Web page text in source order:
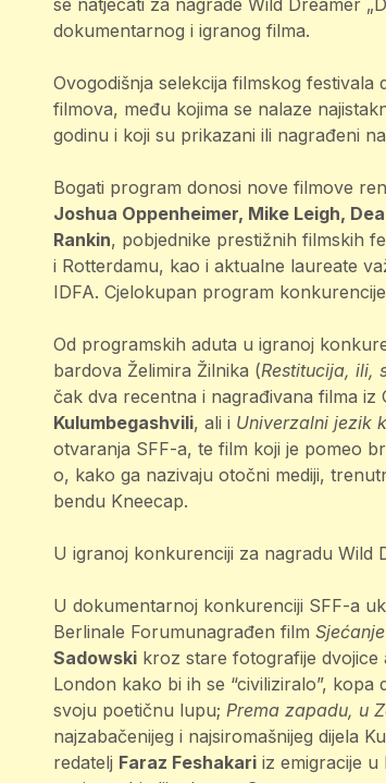
dokumentarnog i igranog filma.
Ovogodišnja selekcija filmskog
filmova, među kojima se nalaze
godinu i koji su prikazani ili nagrađeni
Bogati program donosi nove filmove
Joshua Oppenheimer, Mike Leigh,
Rankin, pobjednike prestižnih filmskih
i Rotterdamu, kao i aktualne laureate
IDFA. Cjelokupan program
Od programskih aduta u igranoj
bardova Želimira Žilnika (Restitucija, ili,
čak dva recentna i nagrađivana filma iz
Kulumbegashvili, ali i Univerzalni jezik
otvaranja SFF-a, te film koji je pomeo
o, kako ga nazivaju otočni mediji,
bendu Kneecap.
U igranoj konkurenciji za nagradu Wild
U dokumentarnoj konkurenciji SFF-a
Berlinale Forumunagrađen film
Sadowski kroz stare fotografije
London kako bi ih se “civiliziralo”,
svoju poetičnu lupu; Prema zapadu, u
najzabačenijeg i najsiromašnijeg dijela
redatelj Faraz Feshakari iz emigracije u